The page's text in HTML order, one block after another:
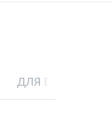
ДЛЯ БИЗНЕСА